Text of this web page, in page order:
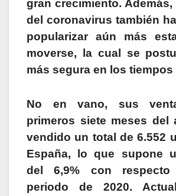
gran crecimiento.
del coronavirus también
popularizar aún más
moverse, la cual se
más segura en los
No en vano, sus
primeros siete meses del
vendido un total de 6.552
España, lo que supone
del 6,9% con
periodo de 2020.